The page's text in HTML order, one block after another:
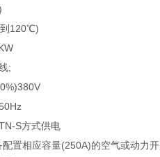
120℃)
;
S方式供电
置相应容量(250A)的空气或动力